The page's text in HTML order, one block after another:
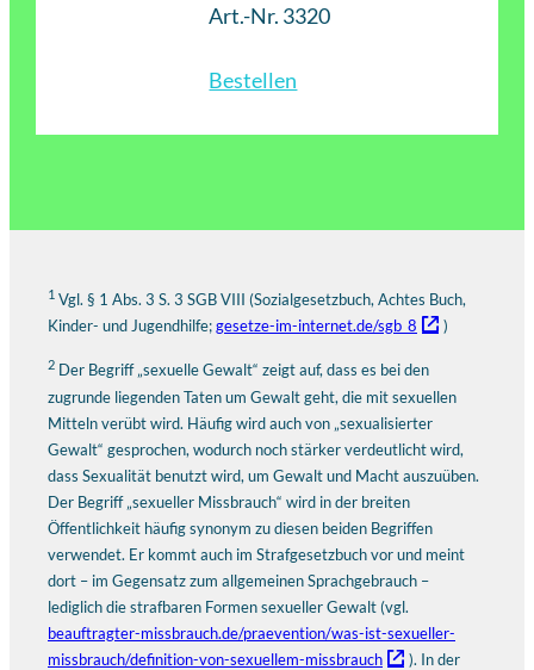
Art.-Nr. 3320
Bestellen
1 Vgl. § 1 Abs. 3 S. 3 SGB VIII (Sozialgesetzbuch, Achtes Buch,
Kinder- und Jugendhilfe;gesetze-im-internet.de/sgb_8 )
2 Der Begriff „sexuelle Gewalt“ zeigt auf, dass es bei den
zugrunde liegenden Taten um Gewalt geht, die mit sexuellen
Mitteln verübt wird. Häufig wird auch von „sexualisierter
Gewalt“ gesprochen, wodurch noch stärker verdeutlicht wird,
dass Sexualität benutzt wird, um Gewalt und Macht auszuüben.
Der Begriff „sexueller Missbrauch“ wird in der breiten
Öffentlichkeit häufig synonym zu diesen beiden Begriffen
verwendet. Er kommt auch im Strafgesetzbuch vor und meint
dort – im Gegensatz zum allgemeinen Sprachgebrauch –
lediglich die strafbaren Formen sexueller Gewalt (vgl.
beauftragter-missbrauch.de/praevention/was-ist-sexueller-
missbrauch/definition-von-sexuellem-missbrauch
). In der